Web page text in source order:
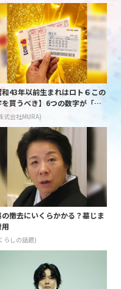
和43年以前生まれはロト６この
買うべき】6つの数字が「完
」する方法
式会社MURA)
の撤去にいくらかかる？墓じま
らしの話題)